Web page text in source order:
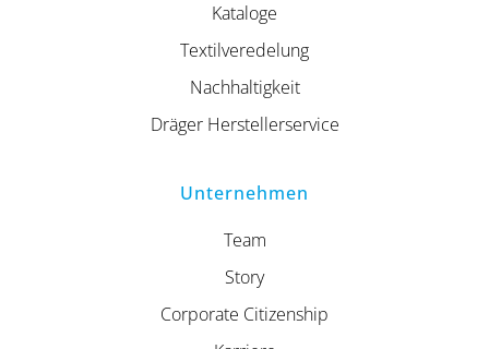
Kataloge
Textilveredelung
Nachhaltigkeit
Dräger Herstellerservice
Unternehmen
Team
Story
Corporate Citizenship